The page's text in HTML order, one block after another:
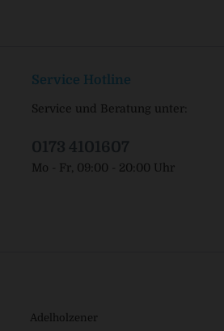
Service Hotline
Service und Beratung unter:
0173 4101607
Mo - Fr, 09:00 - 20:00 Uhr
Adelholzener